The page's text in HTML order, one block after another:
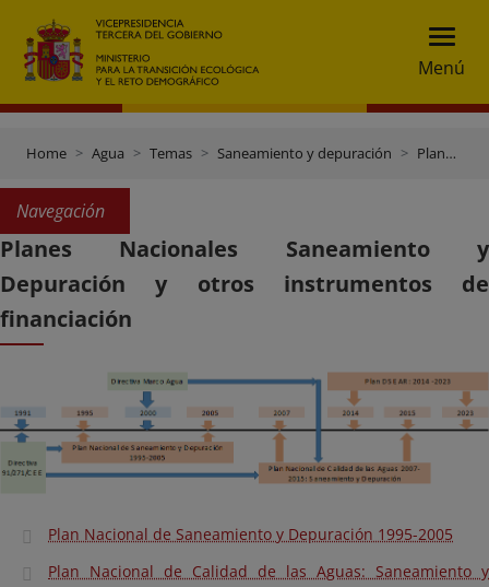
Menú
Home Agua Temas Saneamiento y depuración Planes Nacionales de Saneamiento y Depuración y otros instrumentos de financiación
Navegación
Planes Nacionales Saneamiento y
Depuración y otros instrumentos de
financiación
Plan Nacional de Saneamiento y Depuración 1995-2005
Plan Nacional de Calidad de las Aguas: Saneamiento y